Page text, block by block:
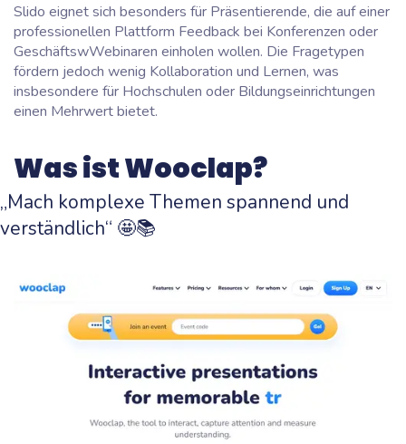
Slido eignet sich besonders für Präsentierende, die auf einer
professionellen Plattform Feedback bei Konferenzen oder
GeschäftswWebinaren einholen wollen. Die Fragetypen
fördern jedoch wenig Kollaboration und Lernen, was
insbesondere für Hochschulen oder Bildungseinrichtungen
einen Mehrwert bietet.
Was ist Wooclap?
„Mach komplexe Themen spannend und
verständlich“ 🤩📚